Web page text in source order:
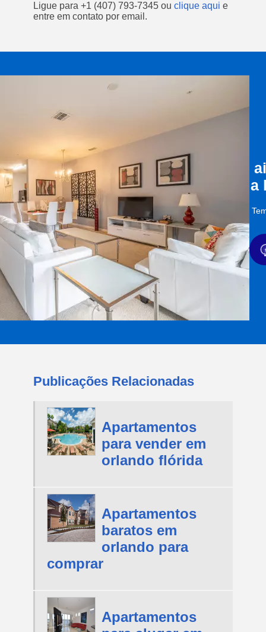
Ligue para +1 (407) 793-7345 ou clique aqui e
entre em contato por email.
a
Publicações Relacionadas
Apartamentos
para vender em
orlando flórida
Apartamentos
baratos em
orlando para
comprar
Apartamentos